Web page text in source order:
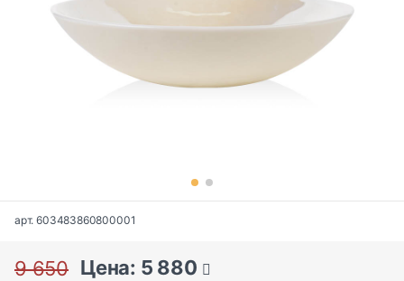
арт. 603483860800001
9 650 Цена: 5 880